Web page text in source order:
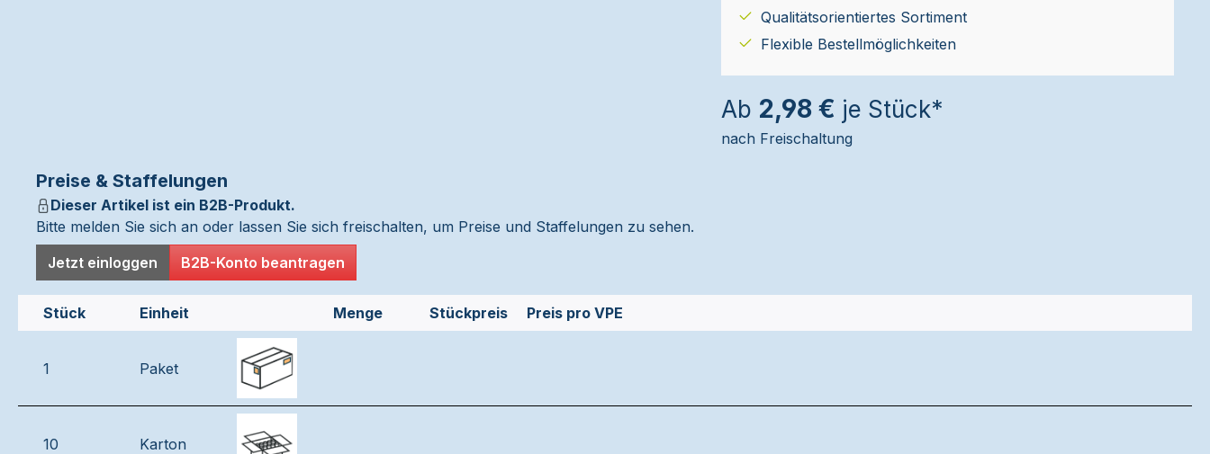
Qualitätsorientiertes Sortiment
Flexible Bestellmöglichkeiten
Ab 2,98 € je Stück*
nach Freischaltung
Preise & Staffelungen
Dieser Artikel ist ein B2B-Produkt.
Bitte melden Sie sich an oder lassen Sie sich freischalten, um Preise und Staffelungen zu sehen.
Jetzt einloggen
B2B-Konto beantragen
Stück Einheit Menge Stückpreis Preis pro VPE
1 Paket
10 Karton